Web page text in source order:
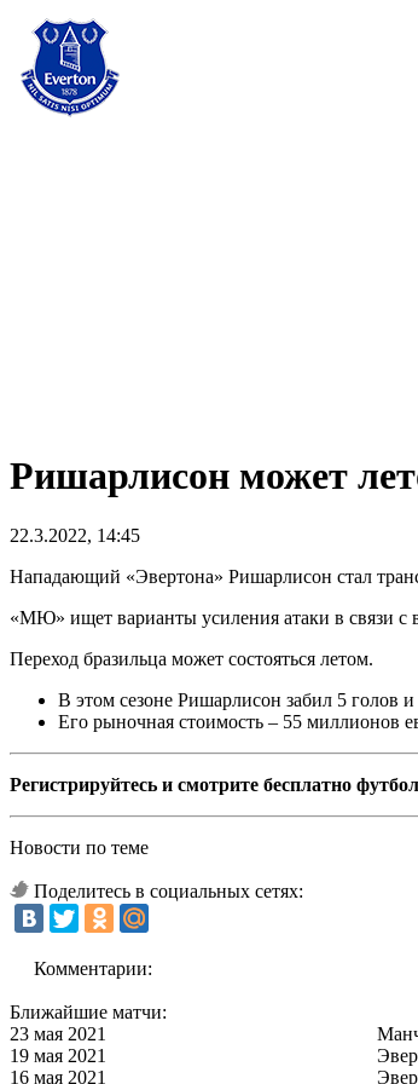
Ришарлисон может
22.3.2022, 14:45
Нападающий «Эвертона» Ришарлисон стал
«МЮ» ищет варианты усиления атаки в связи
Переход бразильца может состояться летом.
В этом сезоне Ришарлисон забил 5 голов и
Его рыночная стоимость – 55 миллионов
Регистрируйтесь и смотрите бесплатно
Новости по теме
Поделитесь в социальных сетях:
Комментарии:
Ближайшие матчи:
23 мая 2021
19 мая 2021
16 мая 2021